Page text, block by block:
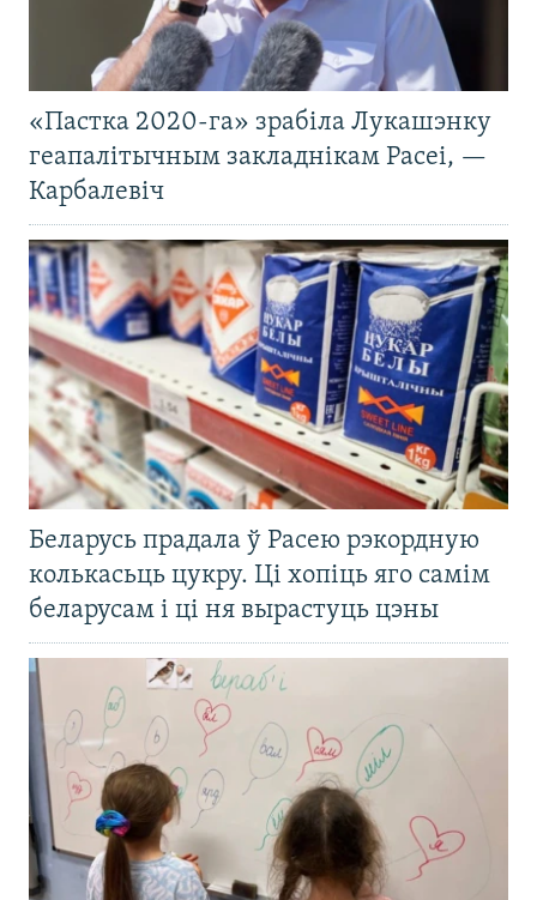
«Пастка 2020-га» зрабіла Лукашэнку
геапалітычным закладнікам Расеі, —
Карбалевіч
Беларусь прадала ў Расею рэкордную
колькасьць цукру. Ці хопіць яго самім
беларусам і ці ня вырастуць цэны